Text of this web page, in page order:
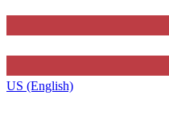
US (English)